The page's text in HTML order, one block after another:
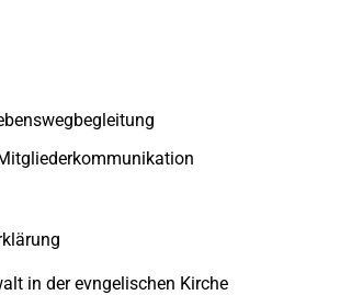
in der evngelischen Kirche